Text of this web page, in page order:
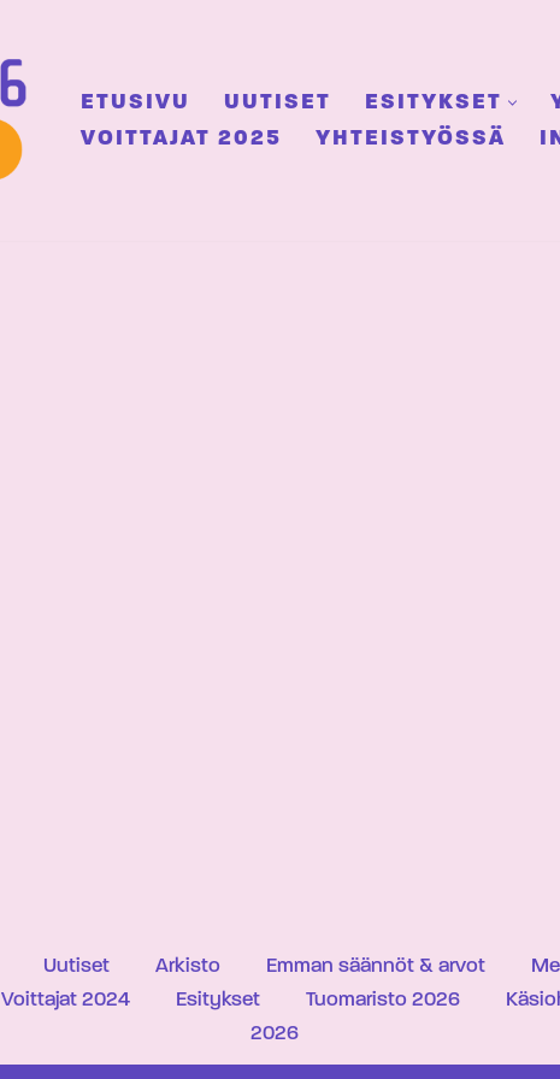
ETUSIVU UUTISET ESITYKSET
VOITTAJAT 2025
YHTEISTYÖSSÄ
Uutiset Arkisto Emman säännöt & arvot
Voittajat 2024 Esitykset Tuomaristo 2026
2026